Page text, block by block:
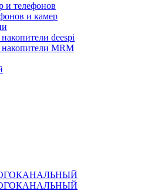
и телефонов
и камер
deespi
MRM